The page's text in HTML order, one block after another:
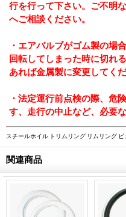
行を行って下さい。ご不明
へご相談ください。
・エアバルブがゴム製の場
回転してしまった時に切れ
あれば金属製に変更してくだ
・法定運行前点検の際、危
す、走行の中止など、必要
スチールホイル トリムリング リムリング ビ
関連商品